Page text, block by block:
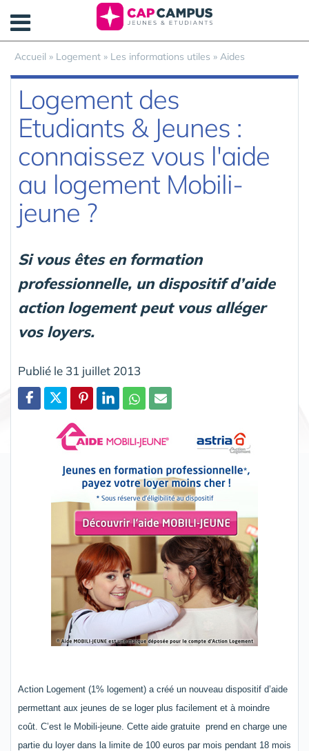
Accueil » Logement » Les informations utiles » Aides
Logement des
Etudiants & Jeunes :
connaissez vous l'aide
au logement Mobili-
jeune ?
Si vous êtes en formation
professionnelle, un dispositif d’aide
action logement peut vous alléger
vos loyers.
Publié le 31 juillet 2013
Action Logement (1% logement) a créé un nouveau dispositif d’aide
permettant aux jeunes de se loger plus facilement et à moindre
coût. C’est le Mobili-jeune. Cette aide gratuite prend en charge une
partie du loyer dans la limite de 100 euros par mois pendant 18 mois
Panneau de gestion des cookies